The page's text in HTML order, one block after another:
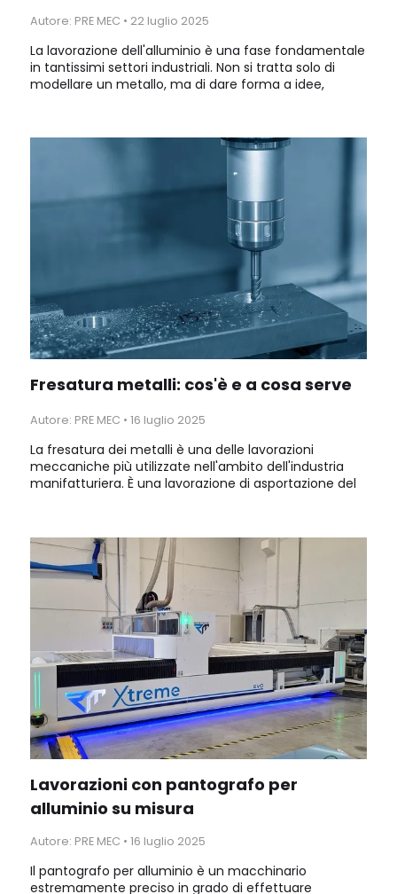
Autore: PRE MEC • 22 luglio 2025
La lavorazione dell'alluminio è una fase fondamentale
in tantissimi settori industriali. Non si tratta solo di
modellare un metallo, ma di dare forma a idee,
Fresatura metalli: cos'è e a cosa serve
Autore: PRE MEC • 16 luglio 2025
La fresatura dei metalli è una delle lavorazioni
meccaniche più utilizzate nell'ambito dell'industria
manifatturiera. È una lavorazione di asportazione del
partendo da un pezzo grezzo.
Lavorazioni con pantografo per
alluminio su misura
Autore: PRE MEC • 16 luglio 2025
Il pantografo per alluminio è un macchinario
estremamente preciso in grado di effettuare